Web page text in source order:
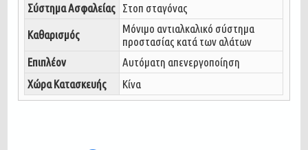
Σύστημα Ασφαλείας Στοπ σταγόνας
Καθαρισμός
Μόνιμο αντιαλκαλικό σύστημα
προστασίας κατά των αλάτων
Επιπλέον
Αυτόματη απενεργοποίηση
Χώρα Κατασκευής
Κίνα